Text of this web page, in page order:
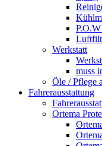
Werkstatt
muss
Öle / Pflege
Fahrerausstattung
Ortema